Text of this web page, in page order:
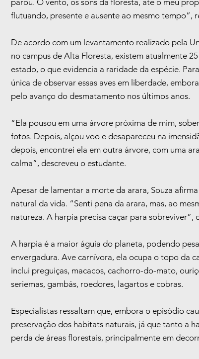
parou. O vento, os sons da floresta, até o meu
flutuando, presente e ausente ao mesmo tempo”,
De acordo com um levantamento realizado pela
no campus de Alta Floresta, existem atualmente
estado, o que evidencia a raridade da espécie.
única de observar essas aves em liberdade,
pelo avanço do desmatamento nos últimos anos.
“Ela pousou em uma árvore próxima de mim,
fotos. Depois, alçou voo e desapareceu na
depois, encontrei ela em outra árvore, com uma
calma”, descreveu o estudante.
Apesar de lamentar a morte da arara, Souza
natural da vida. “Senti pena da arara, mas, ao
natureza. A harpia precisa caçar para sobreviver”,
A harpia é a maior águia do planeta, podendo
envergadura. Ave carnívora, ela ocupa o topo da
inclui preguiças, macacos, cachorro-do-mato,
seriemas, gambás, roedores, lagartos e cobras.
Especialistas ressaltam que, embora o episódio
preservação dos habitats naturais, já que tanto a
perda de áreas florestais, principalmente em